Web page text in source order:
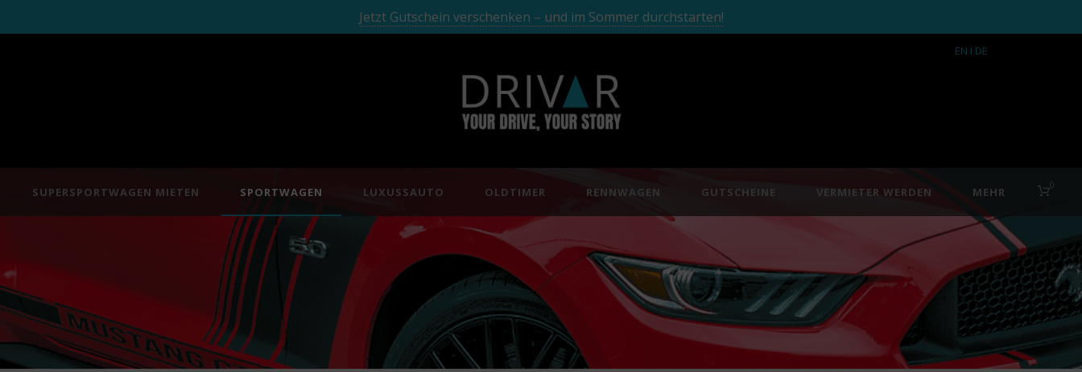
Jetzt Gutschein verschenken – und im Sommer durchstarten!
EN I DE
SUPERSPORTWAGEN MIETEN SPORTWAGEN LUXUSSAUTO OLDTIMER RENNWAGEN GUTSCHEINE VERMIETER WERDEN MEHR 0